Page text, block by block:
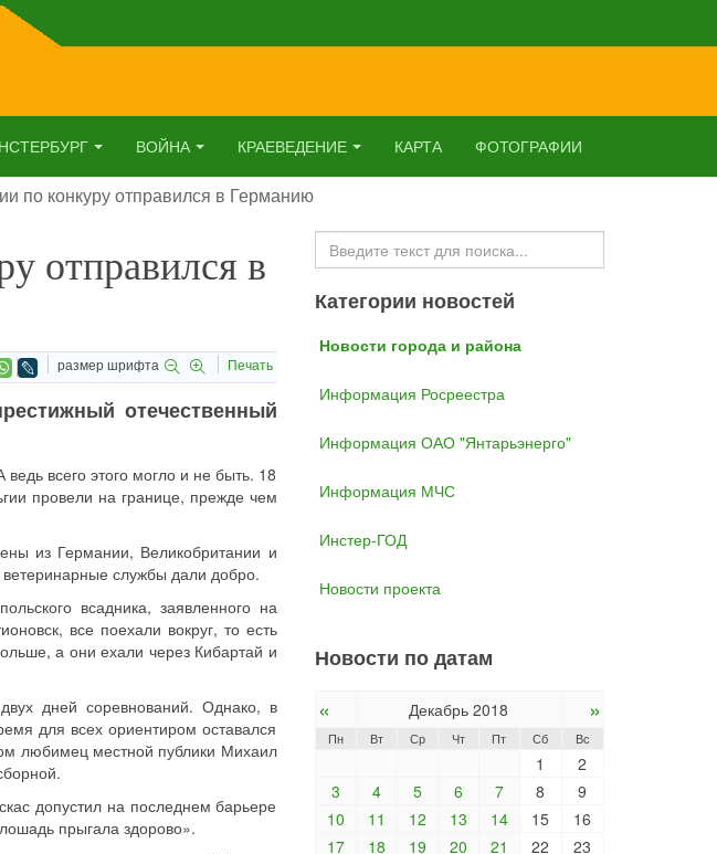
ВОЙНА КРАЕВЕДЕНИЕ КАРТА ФОТОГРАФИИ
по конкуру отправился в Германию
отправился в
размер шрифта Печать
отечественный
всего этого могло и не быть. 18
провели на границе, прежде чем
из Германии, Великобритании и
службы дали добро.
всадника, заявленного на
все поехали вокруг, то есть
а они ехали через Кибартай и
дней соревнований. Однако, в
для всех ориентиром оставался
любимец местной публики Михаил
на последнем барьере
прыгала здорово».
Искать...
Категории новостей
Новости города и района
Информация Росреестра
Информация ОАО "Янтарьэнерго"
Информация МЧС
Инстер-ГОД
Новости проекта
Новости по датам
« Декабрь 2018 »
Пн Вт Ср Чт Пт Сб Вс
1
2
3
4 5 6 7 8
9
10
11 12 13 14 15
16
17
18 19 20 21 22
23